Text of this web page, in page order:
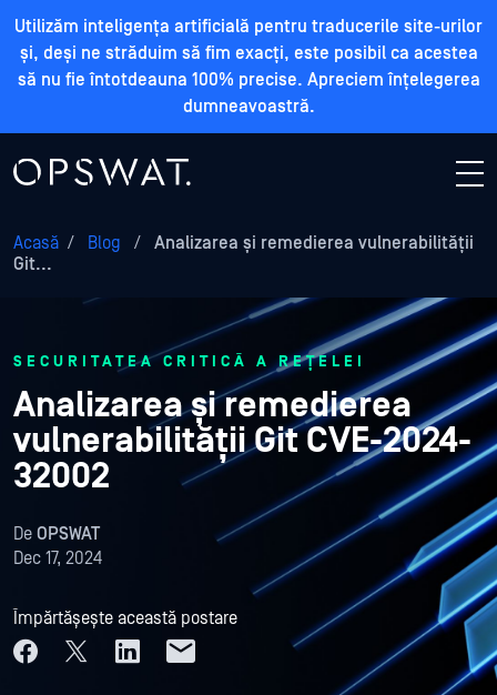
Utilizăm inteligența artificială pentru traducerile site-urilor
și, deși ne străduim să fim exacți, este posibil ca acestea
să nu fie întotdeauna 100% precise. Apreciem înțelegerea
dumneavoastră.
Acasă / Blog /
Analizarea și remedierea vulnerabilității
Git...
SECURITATEA CRITICĂ A REȚELEI
Analizarea și remedierea
vulnerabilității Git CVE-2024-
32002
De OPSWAT
Dec 17, 2024
Împărtășește această postare